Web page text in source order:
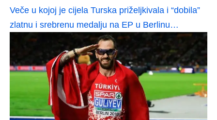
Veče u kojoj je cijela Turska priželjkivala i “dobila”
zlatnu i srebrenu medalju na EP u Berlinu…